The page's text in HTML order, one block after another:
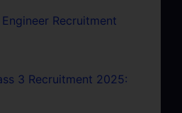
Recruitment
3 Recruitment 2025: